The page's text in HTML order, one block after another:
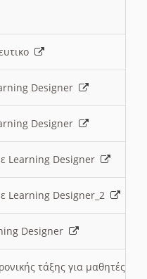
Designer
Designer
Learning Designer
Learning Designer_2
Designer
τάξης για μαθητές